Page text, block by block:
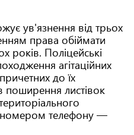
ув'язнення від трьох
права обіймати
років. Поліцейські
агітаційних
до їх
поширення листівок
номером телефону —